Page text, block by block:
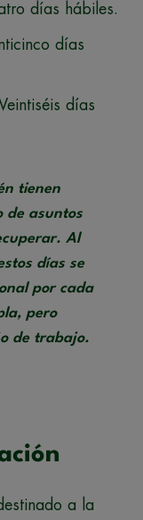
días hábiles.
días
días
tienen
de asuntos
Al
días se
por cada
pero
de trabajo.
a la